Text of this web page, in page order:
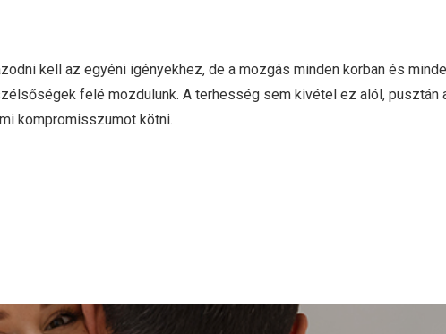
kell az egyéni igényekhez, de a mozgás minden korban és
felé mozdulunk. A terhesség sem kivétel ez alól, pusztán
kompromisszumot kötni.